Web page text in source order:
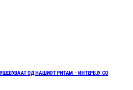
ОД НАШИОТ РИТАМ – ИНТЕРВЈУ СО